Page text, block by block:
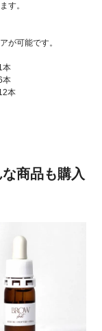
す。
が可能です。
本
本
本
商品も購入